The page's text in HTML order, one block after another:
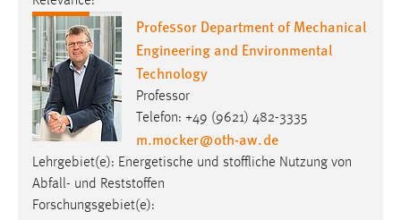
Professor Department of Mechanical
Engineering and Environmental
Technology
Professor
Telefon: +49 (9621) 482-3335
m.mocker@oth-aw.de
Lehrgebiet(e): Energetische und stoffliche Nutzung von
Abfall- und Reststoffen
Forschungsgebiet(e):